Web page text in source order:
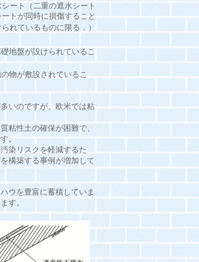
ート（二重の遮水シート
トが同時に損傷すること
れているものに限る．）
地盤が設けられているこ
物が敷設されているこ
いのですが、欧米では粘
粘性土の確保が困難で、
。
染リスクを軽減するた
構築する事例が増加して
ウを豊富に蓄積していま
す。